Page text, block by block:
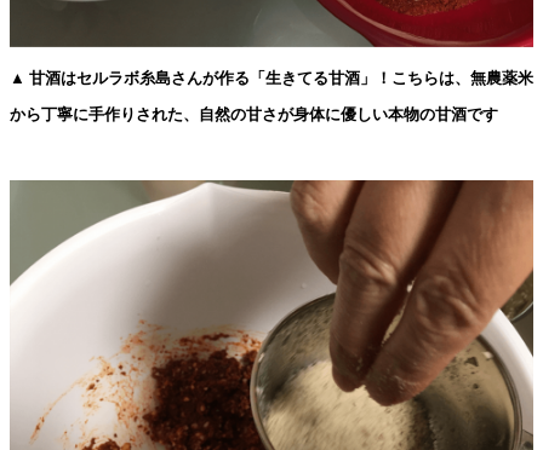
▲ 甘酒はセルラボ糸島さんが作る「生きてる甘酒」！こちらは、無農薬米
から丁寧に手作りされた、自然の甘さが身体に優しい本物の甘酒です